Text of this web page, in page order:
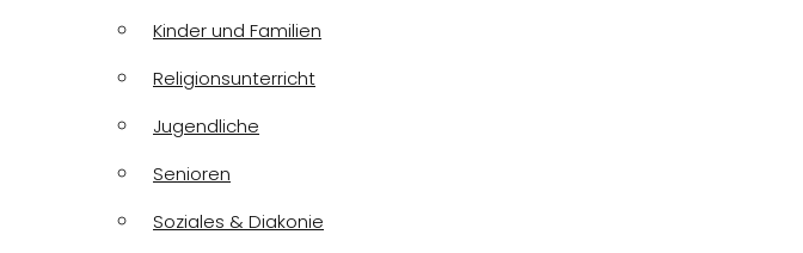
Kinder und Familien
Religionsunterricht
Jugendliche
Senioren
Soziales & Diakonie